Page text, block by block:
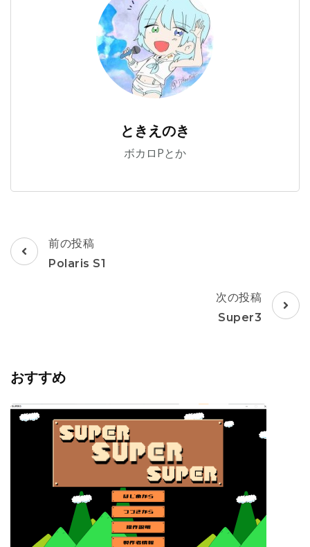
ときえのき
ボカロPとか
投
稿
ョ
ン
前の投稿
Polaris S1
次の投稿
Super3
おすすめ